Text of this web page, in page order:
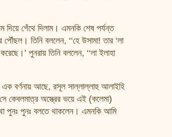
গেঁথে দিলাম। এমনকি শেষ পর্যন্ত
তিনি বললেন, ‘‘হে উসামা! তার ‘লা
পুনরায় তিনি বললেন, ‘‘লা ইলাহা
বর্ণনায় আছে, রসূল সাল্লাল্লাহু আলাইহি
কেবলমাত্র অস্ত্রের ভয়ে এই (কলেমা)
পুনঃ পুনঃ বলতে থাকলেন। এমনকি আমি